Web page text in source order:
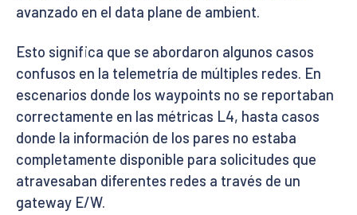
avanzado en el data plane de ambient.
Esto significa que se abordaron algunos casos
confusos en la telemetría de múltiples redes. En
escenarios donde los waypoints no se reportaban
correctamente en las métricas L4, hasta casos
donde la información de los pares no estaba
completamente disponible para solicitudes que
atravesaban diferentes redes a través de un
gateway E/W.